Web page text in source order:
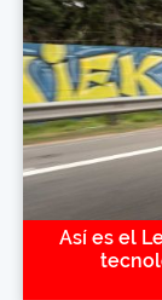
Así es el